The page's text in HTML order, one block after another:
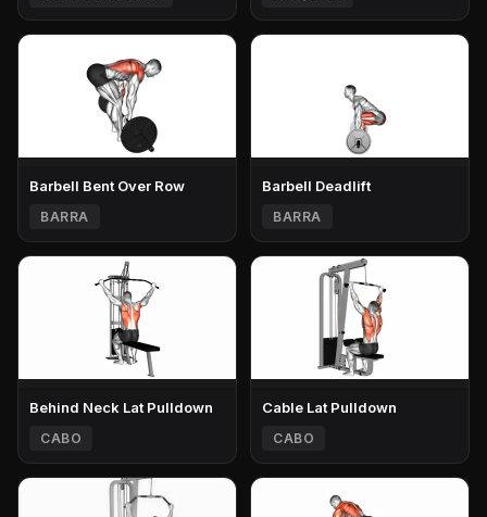
Barbell Bent Over Row
BARRA
Barbell Deadlift
BARRA
Behind Neck Lat Pulldown
CABO
Cable Lat Pulldown
CABO